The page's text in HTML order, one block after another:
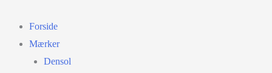
indholdet
Forside
Mærker
Densol